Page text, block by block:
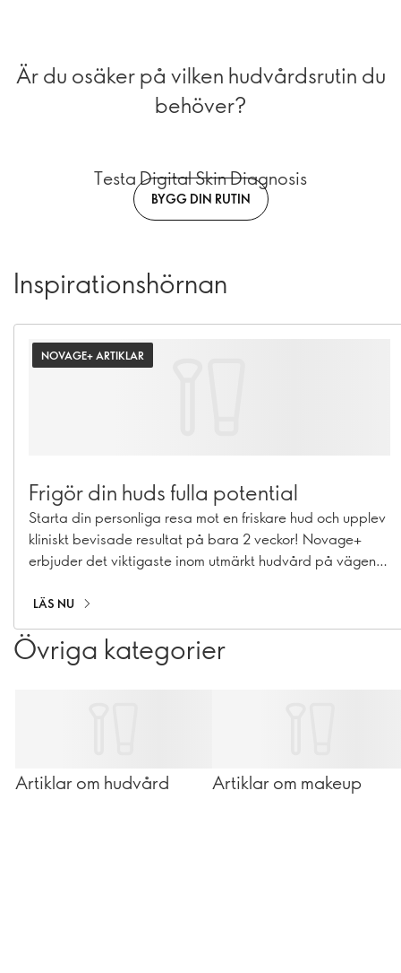
Är du osäker på vilken hudvårdsrutin du
behöver?
Testa Digital Skin Diagnosis
BYGG DIN RUTIN
Inspirationshörnan
NOVAGE+ ARTIKLAR
Frigör din huds fulla potential
Starta din personliga resa mot en friskare hud och upplev
kliniskt bevisade resultat på bara 2 veckor! Novage+
erbjuder det viktigaste inom utmärkt hudvård på vägen
LÄS NU
Övriga kategorier
Artiklar om hudvård Artiklar om makeup